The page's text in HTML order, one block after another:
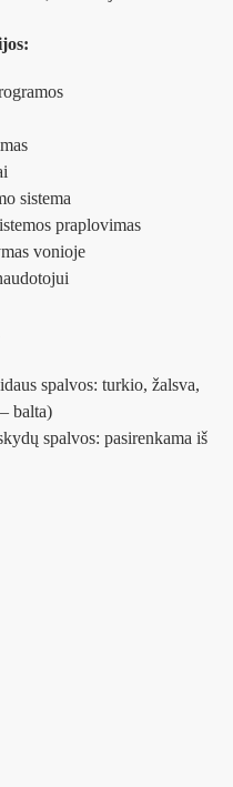
sistema
praplovimas
vonioje
spalvos: turkio, žalsva,
balta)
spalvos: pasirenkama iš